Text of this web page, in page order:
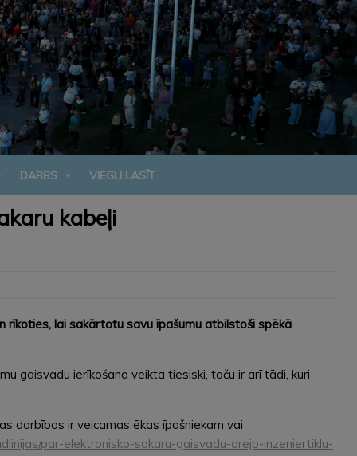
DARBS VIEGLI LASĪT
kabeļi
rīkoties, lai sakārtotu savu īpašumu atbilstoši spēkā
gaisvadu ierīkošana veikta tiesiski, taču ir arī tādi, kuri
darbības ir veicamas ēkas īpašniekam vai
par-elektronisko-sakaru-gaisvadu-arejo-inzeniertiklu-